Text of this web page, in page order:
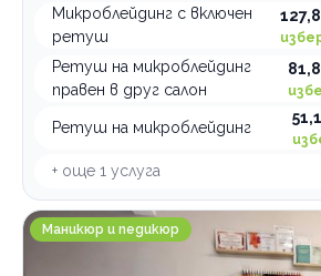
Микроблейдинг с включен
ретуш
Ретуш на микроблейдинг
правен в друг салон
Ретуш на микроблейдинг
+ още 1 услуга
Ha-De Beauty Factory
Маникюр и педикюр